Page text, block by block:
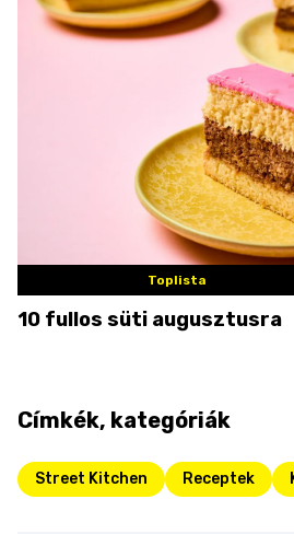
Toplista
10 fullos süti augusztusra
Címkék, kategóriák
Street Kitchen Receptek